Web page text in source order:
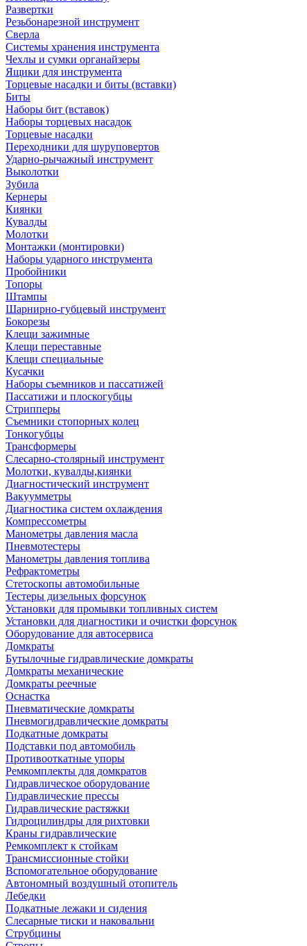
Развертки
Резьбонарезной инструмент
Сверла
Системы хранения инструмента
Чехлы и сумки органайзеры
Ящики для инструмента
Торцевые насадки и биты (вставки)
Биты
Наборы бит (вставок)
Наборы торцевых насадок
Торцевые насадки
Переходники для шуруповертов
Ударно-рычажный инструмент
Выколотки
Зубила
Кернеры
Киянки
Кувалды
Молотки
Монтажки (монтировки)
Наборы ударного инструмента
Пробойники
Топоры
Штампы
Шарнирно-губцевый инструмент
Бокорезы
Клещи зажимные
Клещи переставные
Клещи специальные
Кусачки
Наборы съемников и пассатижей
Пассатижи и плоскогубцы
Стрипперы
Съемники стопорных колец
Тонкогубцы
Трансформеры
Слесарно-столярный инструмент
Молотки, кувалды,киянки
Диагностический инструмент
Вакуумметры
Диагностика систем охлаждения
Компрессометры
Манометры давления масла
Пневмотестеры
Манометры давления топлива
Рефрактометры
Стетоскопы автомобильные
Тестеры дизельных форсунок
Установки для промывки топливных систем
Установки для диагностики и очистки форсунок
Оборудование для автосервиса
Домкраты
Бутылочные гидравлические домкраты
Домкраты механические
Домкраты реечные
Оснастка
Пневматические домкраты
Пневмогидравлические домкраты
Подкатные домкраты
Подставки под автомобиль
Противооткатные упоры
Ремкомплекты для домкратов
Гидравлическое оборудование
Гидравлические прессы
Гидравлические растяжки
Гидроцилиндры для рихтовки
Краны гидравлические
Ремкомплект к стойкам
Трансмиссионные стойки
Вспомогательное оборудование
Автономный воздушный отопитель
Лебедки
Подкатные лежаки и сидения
Слесарные тиски и наковальни
Струбцины